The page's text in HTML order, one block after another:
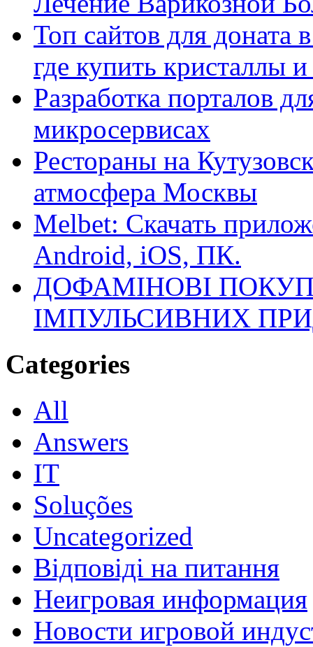
Топ сайтов для
где купить кристаллы
Разработка порталов
микросервисах
Рестораны на
атмосфера Москвы
Melbet: Скачать
Android, iOS, ПК.
ДОФАМІНОВІ
ІМПУЛЬСИВНИХ
Categories
All
Answers
IT
Soluções
Uncategorized
Відповіді на питання
Неигровая информация
Новости игровой